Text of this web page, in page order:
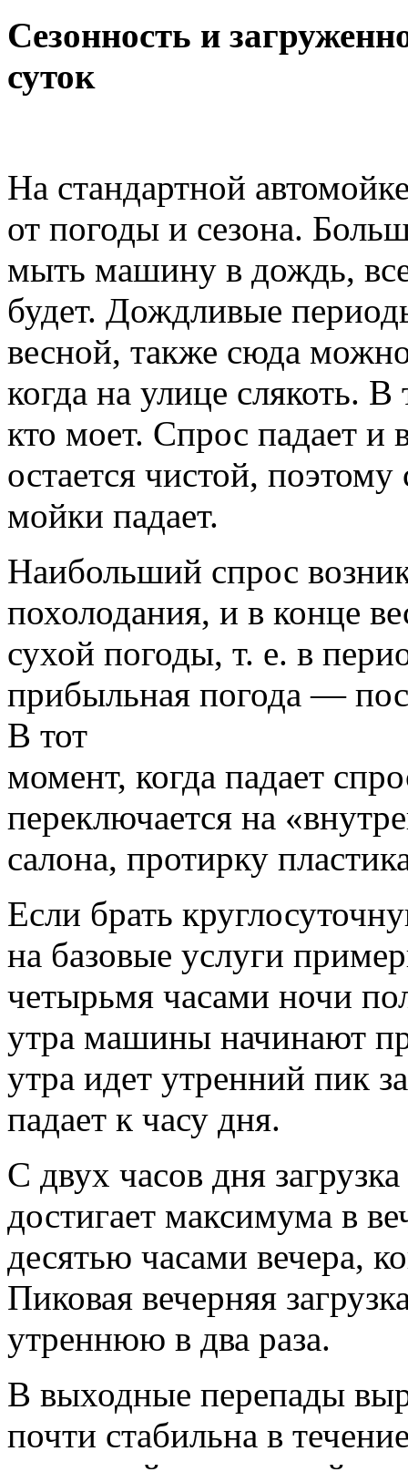
Сезонность и
суток
На стандартной
от погоды и сезона.
мыть машину в дождь, все
будет. Дождливые
весной, также сюда
когда на улице слякоть.
кто моет. Спрос падает и
остается чистой,
мойки падает.
Наибольший спрос
похолодания, и в конце
сухой погоды, т. е. в
прибыльная погода —
В тот
момент, когда падает
переключается на
салона, протирку
Если брать
на базовые услуги
четырьмя часами ночи
утра машины начинают
утра идет утренний пик
падает к часу дня.
С двух часов дня
достигает максимума в
десятью часами вечера,
Пиковая вечерняя
утреннюю в два раза.
В выходные перепады
почти стабильна в